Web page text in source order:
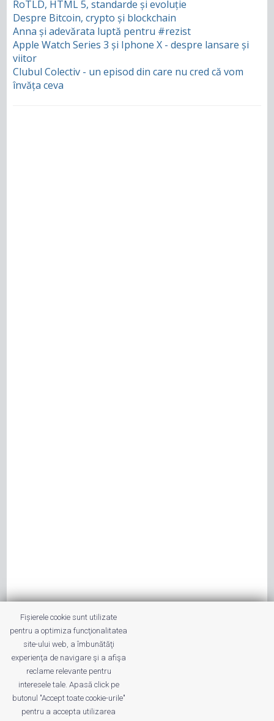
RoTLD, HTML 5, standarde și evoluție
Despre Bitcoin, crypto și blockchain
Anna și adevărata luptă pentru #rezist
Apple Watch Series 3 și Iphone X - despre lansare și
viitor
Clubul Colectiv - un episod din care nu cred că vom
învăța ceva
Fișierele cookie sunt utilizate
pentru a optimiza funcţionalitatea
site-ului web, a îmbunătăţi
experienţa de navigare şi a afişa
reclame relevante pentru
interesele tale. Apasă click pe
butonul "Accept toate cookie-urile"
pentru a accepta utilizarea